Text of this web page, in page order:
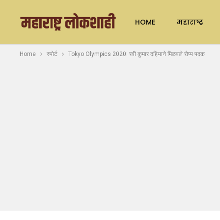
HOME महाराष्ट्र
Home स्पोर्ट Tokyo Olympics 2020: रवी कुमार दहियाने मिळवले रौप्य पदक